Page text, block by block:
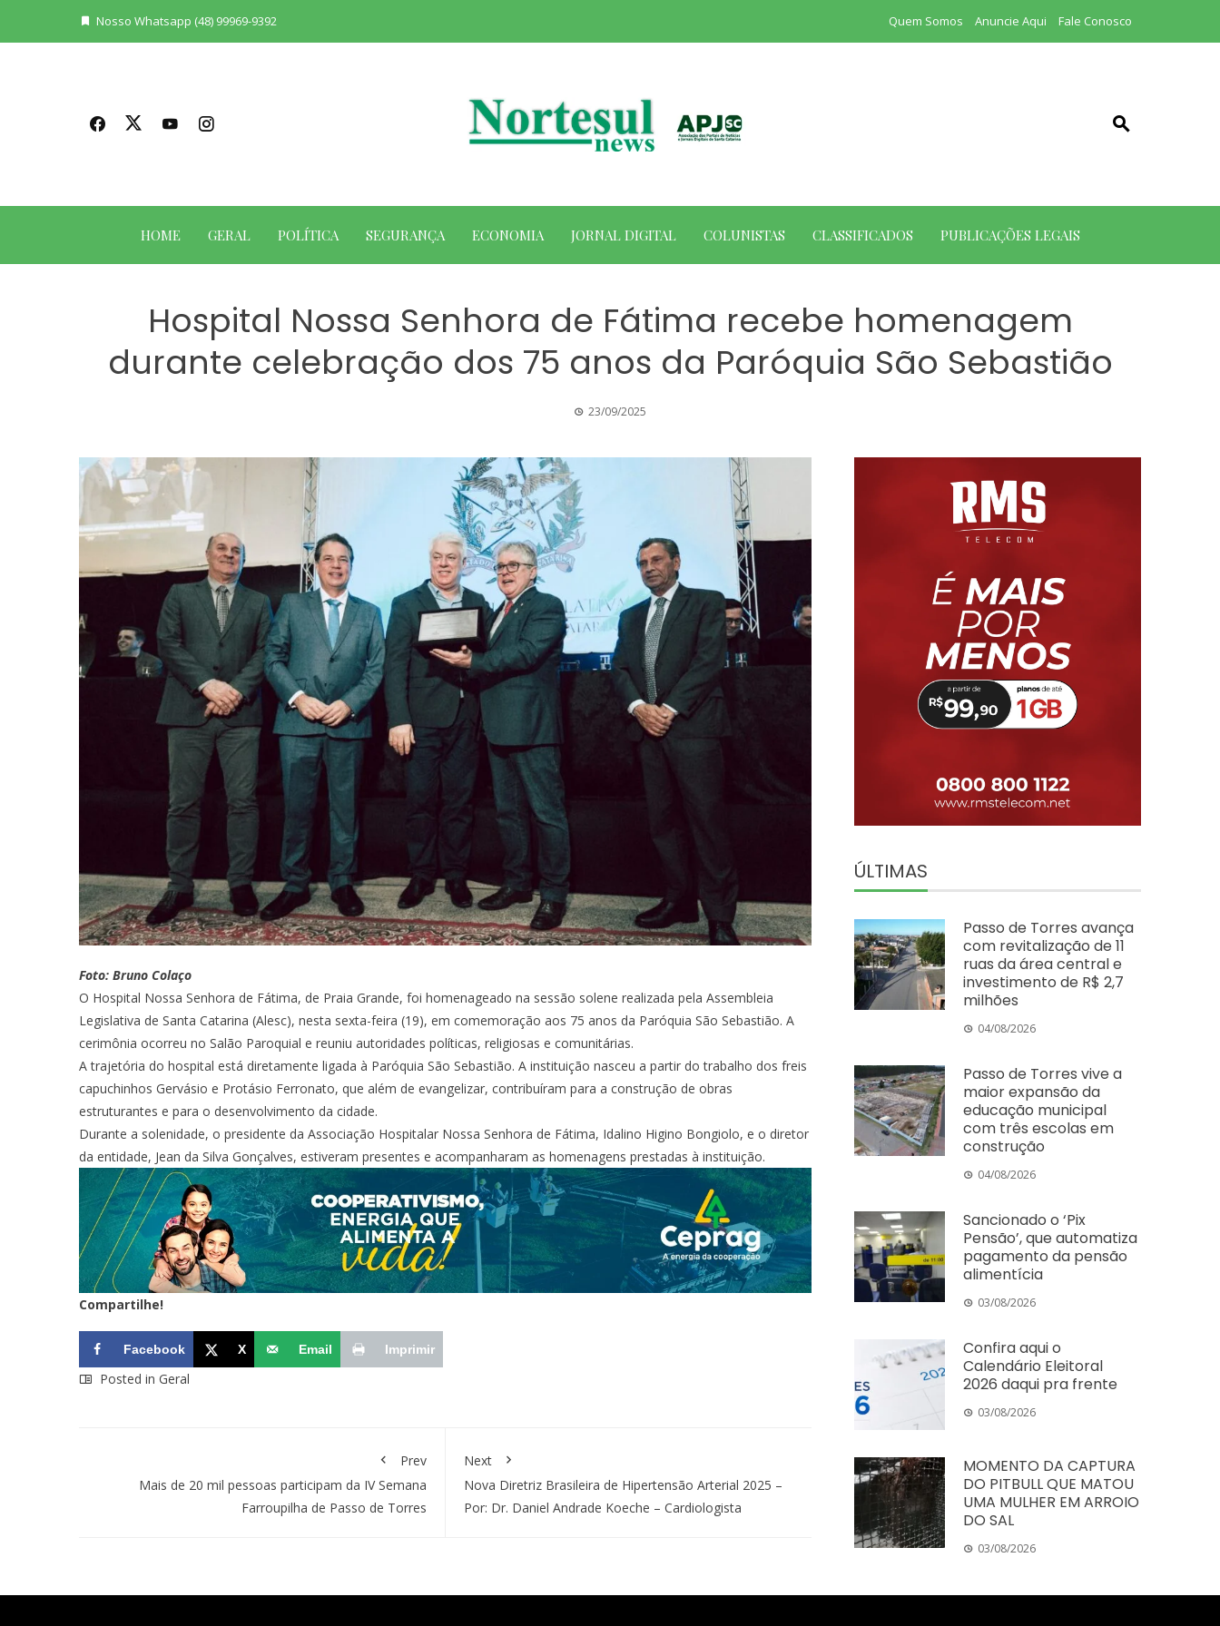
Nosso Whatsapp (48) 99969-9392 Quem Somos Anuncie Aqui Fale Conosco
HOME GERAL POLÍTICA SEGURANÇA ECONOMIA JORNAL DIGITAL COLUNISTAS CLASSIFICADOS PUBLICAÇÕES LEGAIS
Hospital Nossa Senhora de Fátima recebe homenagem
durante celebração dos 75 anos da Paróquia São Sebastião
23/09/2025
Foto: Bruno Colaço
O Hospital Nossa Senhora de Fátima, de Praia Grande, foi homenageado na sessão solene realizada pela Assembleia
Legislativa de Santa Catarina (Alesc), nesta sexta-feira (19), em comemoração aos 75 anos da Paróquia São Sebastião. A
cerimônia ocorreu no Salão Paroquial e reuniu autoridades políticas, religiosas e comunitárias.
A trajetória do hospital está diretamente ligada à Paróquia São Sebastião. A instituição nasceu a partir do trabalho dos freis
capuchinhos Gervásio e Protásio Ferronato, que além de evangelizar, contribuíram para a construção de obras
estruturantes e para o desenvolvimento da cidade.
Durante a solenidade, o presidente da Associação Hospitalar Nossa Senhora de Fátima, Idalino Higino Bongiolo, e o diretor
da entidade, Jean da Silva Gonçalves, estiveram presentes e acompanharam as homenagens prestadas à instituição.
Compartilhe!
Facebook X Email Imprimir
Posted in Geral
Prev
Mais de 20 mil pessoas participam da IV Semana
Farroupilha de Passo de Torres
Next
Nova Diretriz Brasileira de Hipertensão Arterial 2025 –
Por: Dr. Daniel Andrade Koeche – Cardiologista
ÚLTIMAS
Passo de Torres avança
com revitalização de 11
ruas da área central e
investimento de R$ 2,7
milhões
04/08/2026
Passo de Torres vive a
maior expansão da
educação municipal
com três escolas em
construção
04/08/2026
Sancionado o ‘Pix
Pensão’, que automatiza
pagamento da pensão
alimentícia
03/08/2026
Confira aqui o
Calendário Eleitoral
2026 daqui pra frente
03/08/2026
MOMENTO DA CAPTURA
DO PITBULL QUE MATOU
UMA MULHER EM ARROIO
DO SAL
03/08/2026